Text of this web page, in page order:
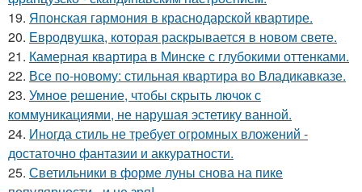
19. Японская гармония в краснодарской квартире.
20. Евродвушка, которая раскрывается в новом свете.
21. Камерная квартира в Минске с глубокими оттенками.
22. Все по-новому: стильная квартира во Владикавказе.
23. Умное решение, чтобы скрыть лючок с
коммуникациями, не нарушая эстетику ванной.
24. Иногда стиль не требует огромных вложений -
достаточно фантазии и аккуратности.
25. Светильники в форме луны снова на пике